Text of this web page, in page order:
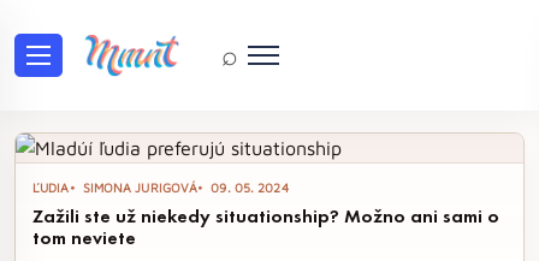
⌕
Ľudia
ĽUDIA SIMONA JURIGOVÁ 09. 05. 2024
Zažili ste už niekedy situationship? Možno ani sami o
tom neviete